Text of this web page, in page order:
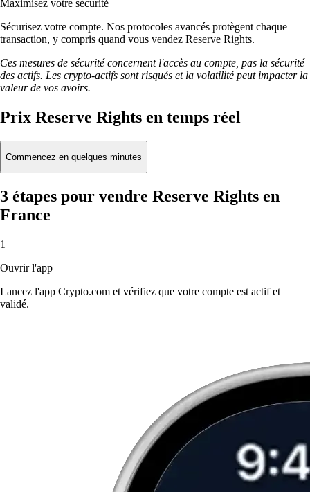
Maximisez votre sécurité
Sécurisez votre compte. Nos protocoles avancés protègent chaque
transaction, y compris quand vous vendez Reserve Rights.
Ces mesures de sécurité concernent l'accès au compte, pas la sécurité
des actifs. Les crypto-actifs sont risqués et la volatilité peut impacter la
valeur de vos avoirs.
Prix Reserve Rights en temps réel
Commencez en quelques minutes
3 étapes pour vendre Reserve Rights en
France
1
Ouvrir l'app
Lancez l'app Crypto.com et vérifiez que votre compte est actif et
validé.